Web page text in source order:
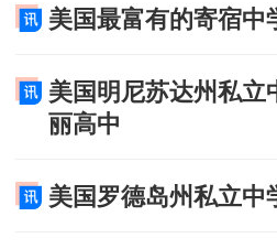
美国最富有的寄宿
美国明尼苏达州私
丽高中
美国罗德岛州私立